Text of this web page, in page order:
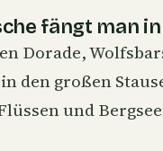
fängt man
Dorade,
den großen
und